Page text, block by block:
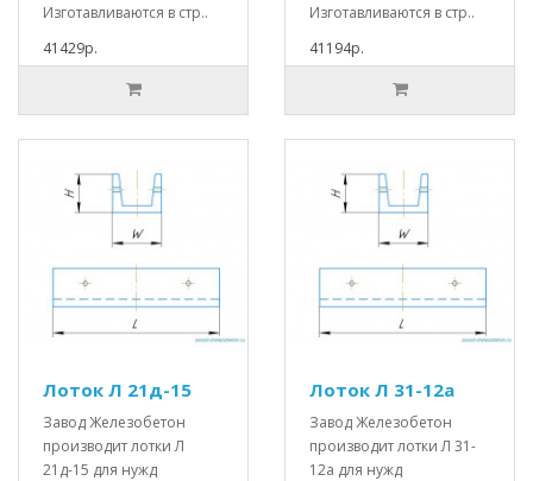
Изготавливаются в стр..
41429р.
Изготавливаются в стр..
41194р.
Лоток Л 21д-15
Завод Железобетон
производит лотки Л
21д-15 для нужд
Лоток Л 31-12а
Завод Железобетон
производит лотки Л 31-
12а для нужд